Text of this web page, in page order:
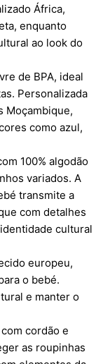
África,
enquanto
ao look do
de BPA, ideal
Personalizada
Moçambique,
como azul,
100% algodão
variados. A
transmite a
com detalhes
cultural
europeu,
o bebé.
e manter o
cordão e
as roupinhas